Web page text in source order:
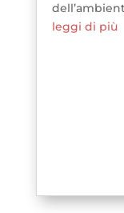
leggi di più